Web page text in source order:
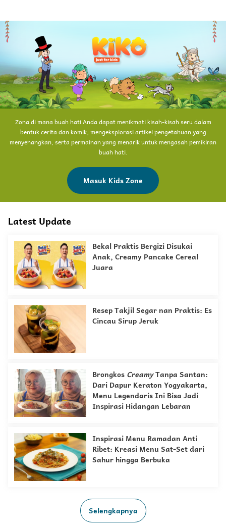
Zona di mana buah hati Anda dapat menikmati kisah-kisah seru dalam
bentuk cerita dan komik, mengeksplorasi artikel pengetahuan yang
menyenangkan, serta permainan yang menarik untuk mengasah pemikiran
buah hati.
Masuk Kids Zone
Latest Update
Bekal Praktis Bergizi Disukai
Anak, Creamy Pancake Cereal
Juara
Resep Takjil Segar nan Praktis: Es
Cincau Sirup Jeruk
Brongkos CreamyTanpa Santan:
Dari Dapur Keraton Yogyakarta,
Menu Legendaris Ini Bisa Jadi
Inspirasi Hidangan Lebaran
Inspirasi Menu Ramadan Anti
Ribet: Kreasi Menu Sat-Set dari
Sahur hingga Berbuka
Selengkapnya